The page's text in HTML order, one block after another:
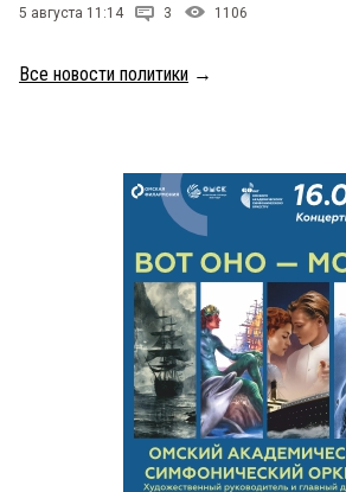
5 августа 11:14 3 1106
Все новости политики →